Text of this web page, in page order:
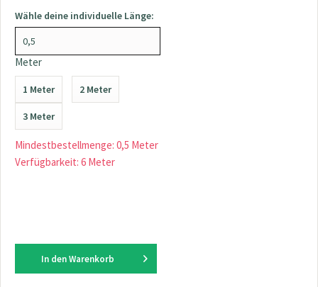
Wähle deine individuelle Länge:
Meter
1 Meter 2 Meter
3 Meter
Mindestbestellmenge: 0,5 Meter
Verfügbarkeit: 6 Meter
In den Warenkorb